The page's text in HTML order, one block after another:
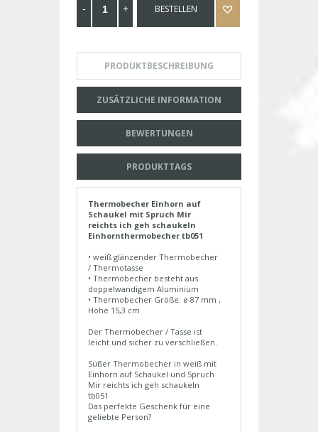
BESTELLEN
PRODUKTBESCHREIBUNG
ZUSÄTZLICHE INFORMATION
BEWERTUNGEN
PRODUKTTAGS
Thermobecher Einhorn auf
Schaukel mit Spruch Mir
reichts ich geh schaukeln
Einhornthermobecher tb051
• weiß glänzender Thermobecher
/ Thermotasse
• Thermobecher besteht aus
doppelwandigem Aluminium
• Thermobecher Größe: ø 87 mm ,
Höhe 15,3 cm
Der Thermobecher / Tasse ist
leicht und sicher zu verschließen.
Süßer Thermobecher in weiß mit
Einhorn auf Schaukel und Spruch
Mir reichts ich geh schaukeln
tb051
Das perfekte Geschenk für eine
geliebte Person?